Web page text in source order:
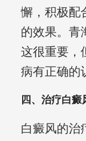
懈，积极配
的效果。青
这很重要，
病有正确的
四、治疗白
白癜风的治